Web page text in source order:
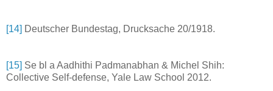
[14] Deutscher Bundestag, Drucksache 20/1918.
[15] Se bl a Aadhithi Padmanabhan & Michel Shih:
Collective Self-defense, Yale Law School 2012.